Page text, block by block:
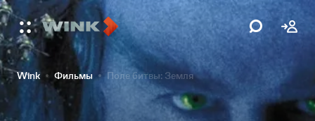
Wink Фильмы Поле битвы: Земля